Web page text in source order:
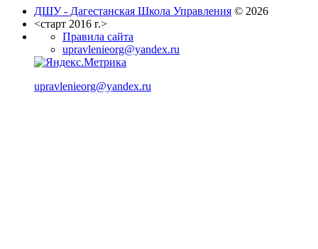
ДШУ - Дагестанская Школа Управления © 2026
<старт 2016 г.>
Правила сайта
upravlenieorg@yandex.ru
upravlenieorg@yandex.ru